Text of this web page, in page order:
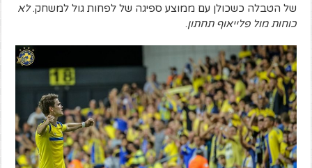
של הטבלה כשכולן עם ממוצע ספיגה של לפחות גול למשחק.לא
כוחות מול פלייאוף תחתון.